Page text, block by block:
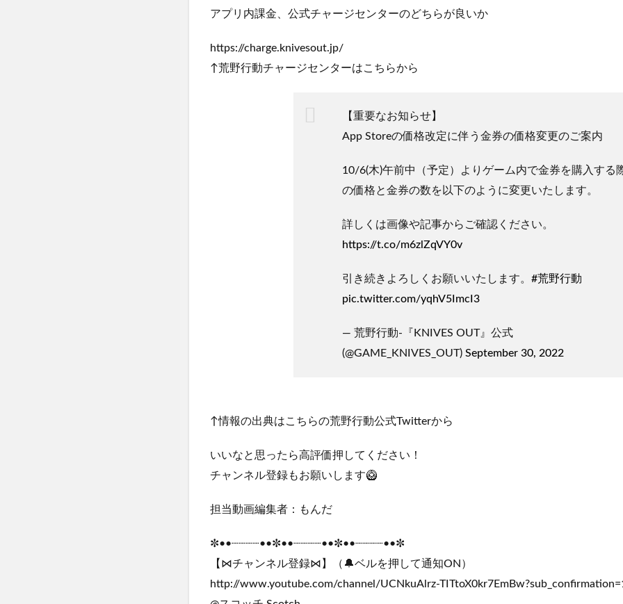
アプリ内課金、公式チャージセンターのどちらが良いか
https://charge.knivesout.jp/
↑荒野行動チャージセンターはこちらから
【重要なお知らせ】
App Storeの価格改定に伴う金券の価格変更のご案内
10/6(木)午前中（予定）よりゲーム内で金券を購入する
の価格と金券の数を以下のように変更いたします。
詳しくは画像や記事からご確認ください。
https://t.co/m6zlZqVY0v
引き続きよろしくお願いいたします。 #荒野行動
pic.twitter.com/yqhV5ImcI3
— 荒野行動-『KNIVES OUT』公式
(@GAME_KNIVES_OUT) September 30, 2022
↑情報の出典はこちらの荒野行動公式Twitterから
いいなと思ったら高評価押してください！
チャンネル登録もお願いします🥝
担当動画編集者：もんだ
✼••┈┈┈┈••✼••┈┈┈┈••✼••┈┈┈┈••✼
【⋈チャンネル登録⋈】（🔔ベルを押して通知ON）
http://www.youtube.com/channel/UCNkuAlrz-